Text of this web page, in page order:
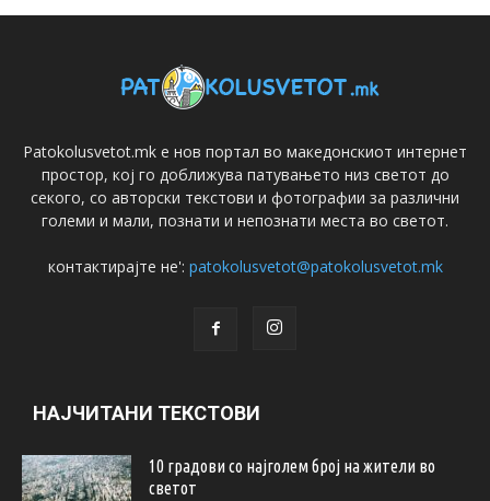
Patokolusvetot.mk е нов портал во македонскиот интернет
простор, кој го доближува патувањето низ светот до
секого, со авторски текстови и фотографии за различни
големи и мали, познати и непознати места во светот.
контактирајте не': patokolusvetot@patokolusvetot.mk
НАЈЧИТАНИ ТЕКСТОВИ
10 градови со најголем број на жители во
светот